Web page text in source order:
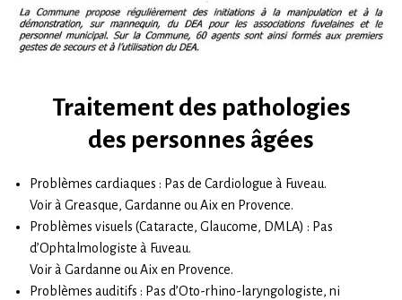
Traitement des pathologies
des personnes âgées
Problèmes cardiaques : Pas de Cardiologue à Fuveau.
Voir à Greasque, Gardanne ou Aix en Provence.
Problèmes visuels (Cataracte, Glaucome, DMLA) : Pas
d’Ophtalmologiste à Fuveau.
Voir à Gardanne ou Aix en Provence.
Problèmes auditifs : Pas d’Oto-rhino-laryngologiste, ni